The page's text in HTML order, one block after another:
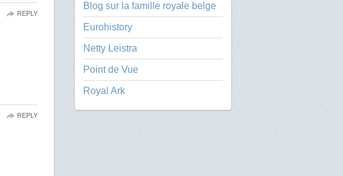
REPLY
REPLY
Blog sur la famille royale belge
Eurohistory
Netty Leistra
Point de Vue
Royal Ark